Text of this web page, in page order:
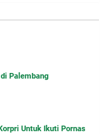
Palembang
Untuk Ikuti Pornas